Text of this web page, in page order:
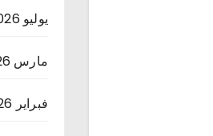
يوليو 2026
مارس 2026
فبراير 2026